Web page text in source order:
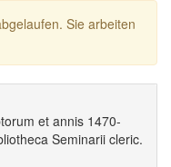
Sie arbeiten
et annis 1470-
Seminarii cleric.